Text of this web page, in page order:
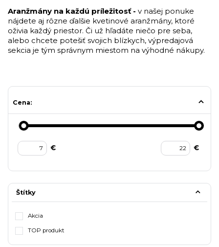
Aranžmány na každú príležitosť - v našej ponuke
nájdete aj rôzne ďalšie kvetinové aranžmány, ktoré
oživia každý priestor. Či už hľadáte niečo pre seba,
alebo chcete potešiť svojich blízkych, výpredajová
sekcia je tým správnym miestom na výhodné nákupy.
Cena:
€ €
Štítky
Akcia
TOP produkt